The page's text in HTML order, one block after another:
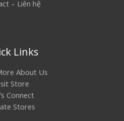
– Liên hệ
Links
About Us
Store
Connect
Stores